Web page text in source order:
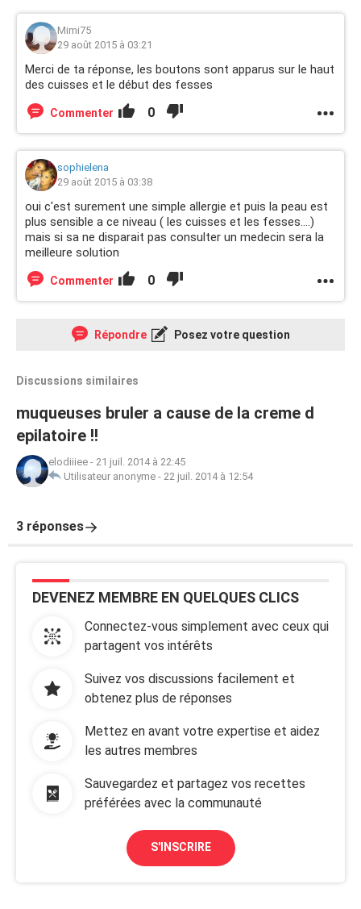
Mimi75
29 août 2015 à 03:21
Merci de ta réponse, les boutons sont apparus sur le haut
des cuisses et le début des fesses
Commenter 0
sophielena
29 août 2015 à 03:38
oui c'est surement une simple allergie et puis la peau est
plus sensible a ce niveau ( les cuisses et les fesses....)
mais si sa ne disparait pas consulter un medecin sera la
meilleure solution
Commenter 0
Répondre Posez votre question
Discussions similaires
muqueuses bruler a cause de la creme d
epilatoire !!
elodiiiee - 21 juil. 2014 à 22:45
Utilisateur anonyme - 22 juil. 2014 à 12:54
3 réponses
DEVENEZ MEMBRE EN QUELQUES CLICS
Connectez-vous simplement avec ceux qui
partagent vos intérêts
Suivez vos discussions facilement et
obtenez plus de réponses
Mettez en avant votre expertise et aidez
les autres membres
Sauvegardez et partagez vos recettes
préférées avec la communauté
S'INSCRIRE